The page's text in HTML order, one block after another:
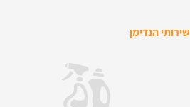
שירותי הנדימן